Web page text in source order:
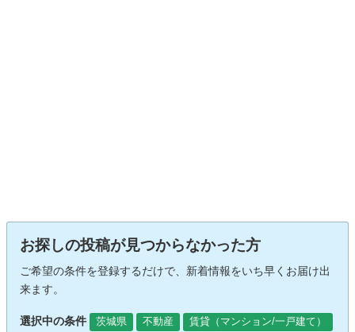
お探しの投稿が見つからなかった方
ご希望の条件を登録するだけで、新着情報をいち早くお届け出
来ます。
選択中の条件 茨城県 不動産
賃貸（マンション/一戸建て）